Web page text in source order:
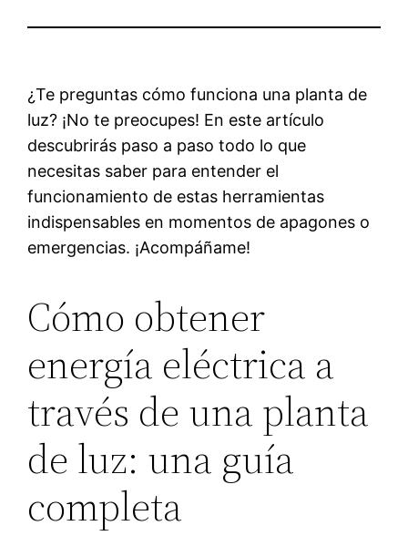
¿Te preguntas cómo funciona una planta de
luz? ¡No te preocupes! En este artículo
descubrirás paso a paso todo lo que
necesitas saber para entender el
funcionamiento de estas herramientas
indispensables en momentos de apagones o
emergencias. ¡Acompáñame!
Cómo obtener
energía eléctrica a
través de una planta
de luz: una guía
completa